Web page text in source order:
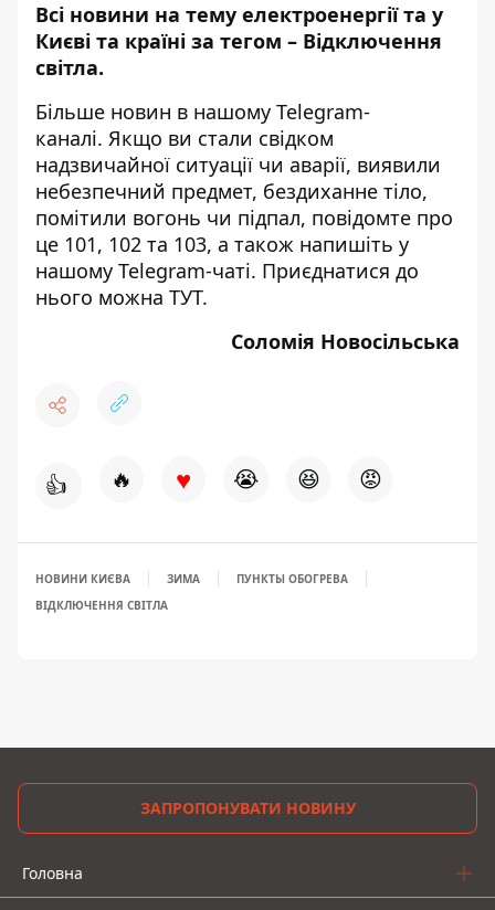
Всі новини на тему електроенергії та у
Києві та країні за тегом – Відключення
світла.
Більше новин в нашому Telegram-
каналі. Якщо ви стали свідком
надзвичайної ситуації чи аварії, виявили
небезпечний предмет, бездиханне тіло,
помітили вогонь чи підпал, повідомте про
це 101, 102 та 103, а також напишіть у
нашому Telegram-чаті. Приєднатися до
нього можна ТУТ.
Соломія Новосільська
👍 🔥 ♥ 😭 😆 😡
НОВИНИ КИЄВА ЗИМА
ПУНКТЫ ОБОГРЕВА
ВІДКЛЮЧЕННЯ СВІТЛА
ЗАПРОПОНУВАТИ НОВИНУ
Головна